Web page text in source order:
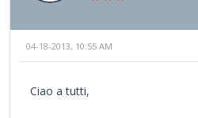
04-18-2013, 10:55 AM
Ciao a tutti,